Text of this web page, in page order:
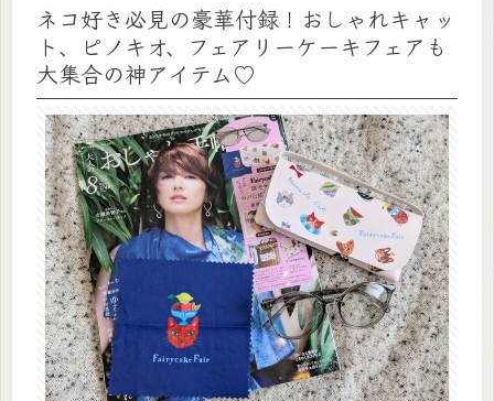
ネコ好き必見の豪華付録！おしゃれキャッ
ト、ピノキオ、フェアリーケーキフェアも
大集合の神アイテム♡